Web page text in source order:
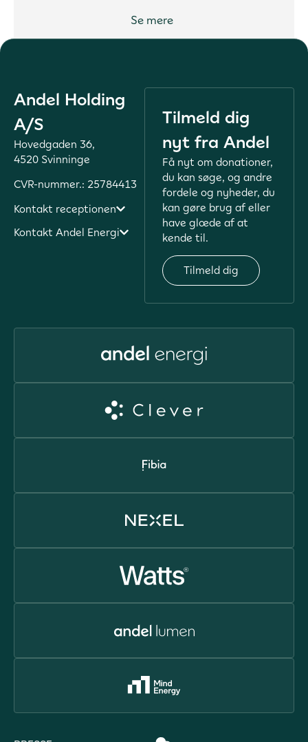
Se mere
Andel Holding
A/S
Hovedgaden 36,
4520 Svinninge
CVR-nummer.: 25784413
Kontakt receptionen
Kontakt Andel Energi
Tilmeld dig
nyt fra Andel
Få nyt om donationer,
du kan søge, og andre
fordele og nyheder, du
kan gøre brug af eller
have glæde af at
kende til.
Tilmeld dig